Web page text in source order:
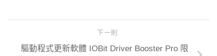
下一則
驅動程式更新軟體 IOBit Driver Booster Pro 限